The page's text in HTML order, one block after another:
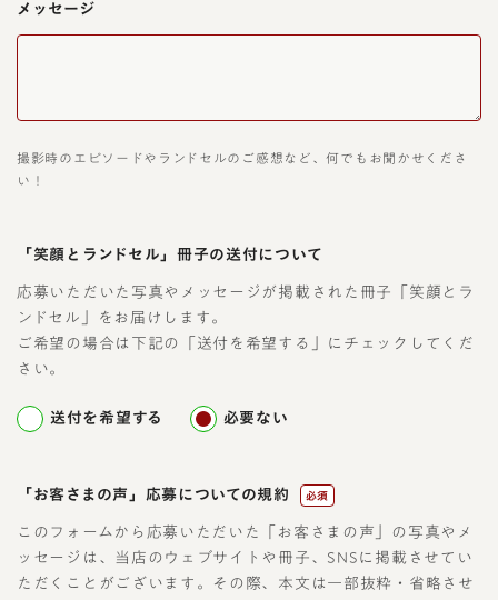
メッセージ
撮影時のエピソードやランドセルのご感想など、何でもお聞かせくださ
い！
「笑顔とランドセル」冊子の送付について
応募いただいた写真やメッセージが掲載された冊子「笑顔とラ
ンドセル」をお届けします。
ご希望の場合は下記の「送付を希望する」にチェックしてくだ
さい。
送付を希望する 必要ない
「お客さまの声」応募についての規約 必須
このフォームから応募いただいた「お客さまの声」の写真やメ
ッセージは、当店のウェブサイトや冊子、SNSに掲載させてい
ただくことがございます。その際、本文は一部抜粋・省略させ